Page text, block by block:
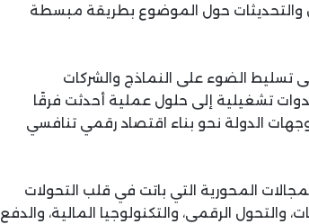
والتحديثات حول الموضوع بطريقة مبسطة
تسليط الضوء على النماذج والشركات
تشغيلية إلى حلول عملية أحدثت فرقًا
الدولة نحو بناء اقتصاد رقمي تنافسي
المحورية التي باتت في قلب التحولات
والتحول الرقمي، والتكنولوجيا المالية، والدفع